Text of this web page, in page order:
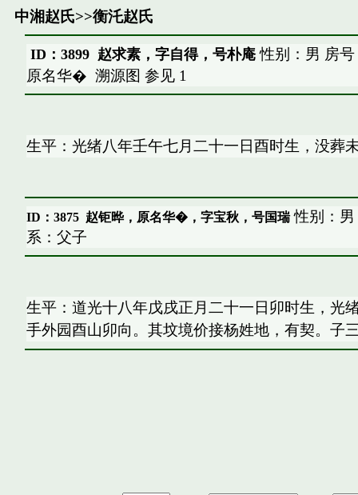
中湘赵氏>>衡汑赵氏
ID：3899 赵求素，字自得，号朴庵性别：男 房
原名华� 溯源图 参见 1
生平：光绪八年壬午七月二十一日酉时生，没葬
ID：3875 赵钜晔，原名华�，字宝秋，号国瑞性别：男
系：父子
生平：道光十八年戊戌正月二十一日卯时生，光
手外园酉山卯向。其坟境价接杨姓地，有契。子